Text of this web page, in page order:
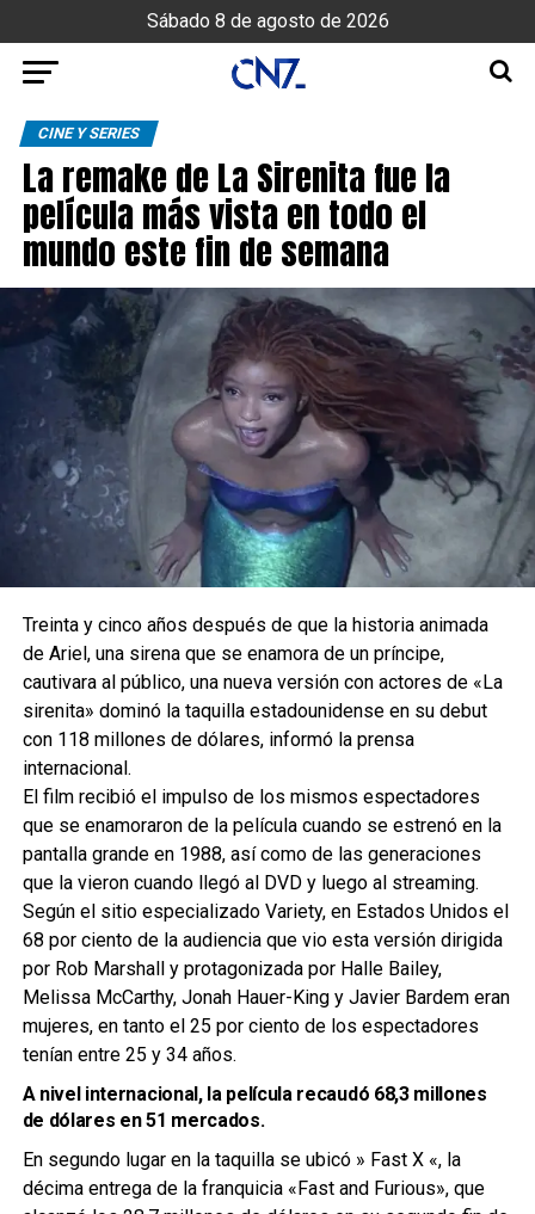
Sábado 8 de agosto de 2026
CINE Y SERIES
La remake de La Sirenita fue la
película más vista en todo el
mundo este fin de semana
Treinta y cinco años después de que la historia animada
de Ariel, una sirena que se enamora de un príncipe,
cautivara al público, una nueva versión con actores de «La
sirenita» dominó la taquilla estadounidense en su debut
con 118 millones de dólares, informó la prensa
internacional.
El film recibió el impulso de los mismos espectadores
que se enamoraron de la película cuando se estrenó en la
pantalla grande en 1988, así como de las generaciones
que la vieron cuando llegó al DVD y luego al streaming.
Según el sitio especializado Variety, en Estados Unidos el
68 por ciento de la audiencia que vio esta versión dirigida
por Rob Marshall y protagonizada por Halle Bailey,
Melissa McCarthy, Jonah Hauer-King y Javier Bardem eran
mujeres, en tanto el 25 por ciento de los espectadores
tenían entre 25 y 34 años.
A nivel internacional, la película recaudó 68,3 millones
de dólares en 51 mercados.
En segundo lugar en la taquilla se ubicó » Fast X «, la
décima entrega de la franquicia «Fast and Furious», que